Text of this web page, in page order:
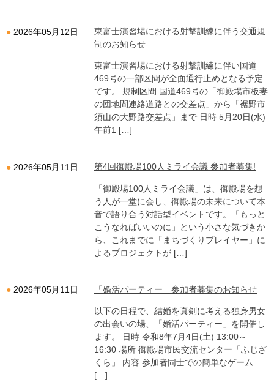
2026年05月12日
東富士演習場における射撃訓練に伴う交通規
制のお知らせ
東富士演習場における射撃訓練に伴い国道
469号の一部区間が全面通行止めとなる予定
です。 規制区間 国道469号の「御殿場市板妻
の団地間連絡道路との交差点」から「裾野市
須山の大野路交差点」まで 日時 5月20日(水)
午前1 […]
2026年05月11日 第4回御殿場100人ミライ会議 参加者募集!
「御殿場100人ミライ会議」は、御殿場を想
う人が一堂に会し、御殿場の未来について本
音で語り合う対話型イベントです。「もっと
こうなればいいのに」という小さな気づきか
ら、これまでに「まちづくりプレイヤー」に
よるプロジェクトが […]
2026年05月11日 「婚活パーティー」参加者募集のお知らせ
以下の日程で、結婚を真剣に考える独身男女
の出会いの場、「婚活パーティー」を開催し
ます。 日時 令和8年7月4日(土) 13:00～
16:30 場所 御殿場市民交流センター「ふじざ
くら」 内容 参加者同士での簡単なゲーム
[…]